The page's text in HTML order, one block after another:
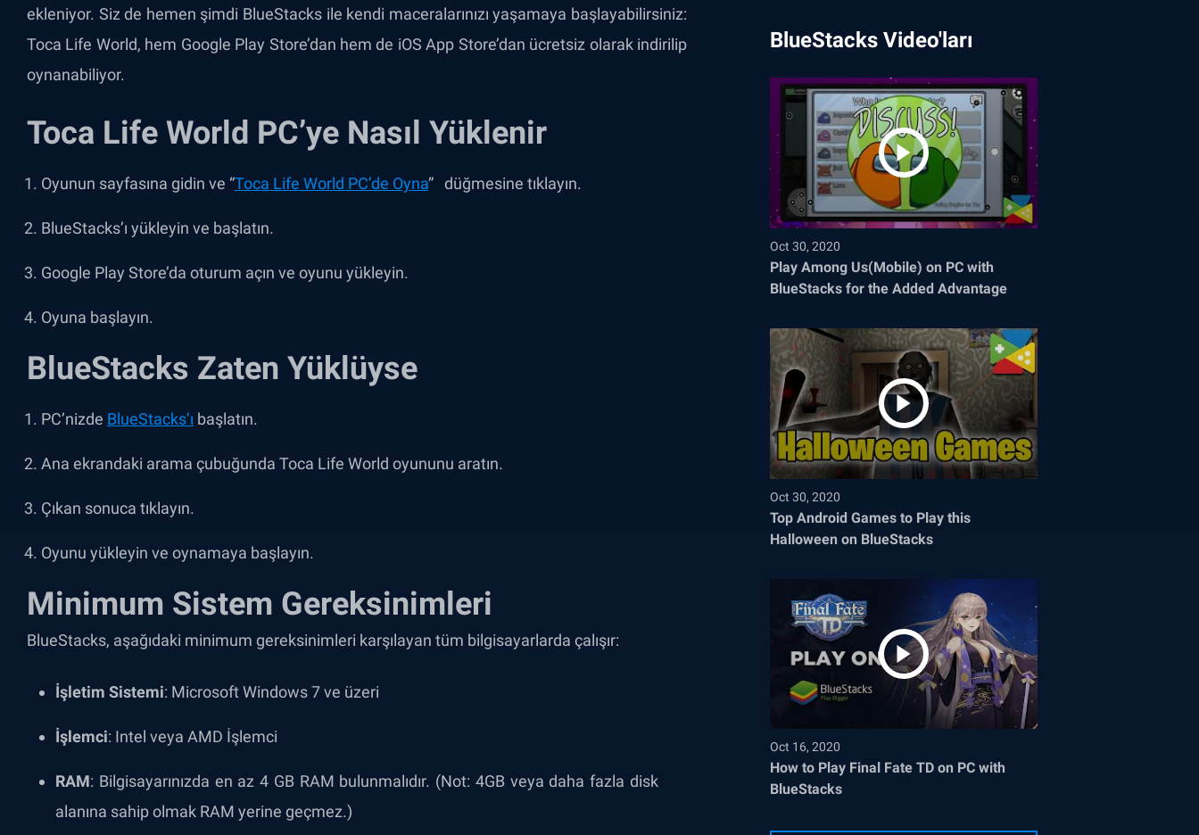
ekleniyor. Siz de hemen şimdi BlueStacks ile kendi maceralarınızı yaşamaya başlayabilirsiniz:
Toca Life World, hem Google Play Store’dan hem de iOS App Store’dan ücretsiz olarak indirilip
oynanabiliyor.
Toca Life World PC’ye Nasıl Yüklenir
Oyunun sayfasına gidin ve “Toca Life World PC’de Oyna” düğmesine tıklayın.
BlueStacks’ı yükleyin ve başlatın.
Google Play Store’da oturum açın ve oyunu yükleyin.
Oyuna başlayın.
BlueStacks Zaten Yüklüyse
PC’nizde BlueStacks’ı başlatın.
Ana ekrandaki arama çubuğunda Toca Life World oyununu aratın.
Çıkan sonuca tıklayın.
Oyunu yükleyin ve oynamaya başlayın.
Minimum Sistem Gereksinimleri
BlueStacks, aşağıdaki minimum gereksinimleri karşılayan tüm bilgisayarlarda çalışır:
İşletim Sistemi: Microsoft Windows 7 ve üzeri
İşlemci: Intel veya AMD İşlemci
RAM: Bilgisayarınızda en az 4 GB RAM bulunmalıdır. (Not: 4GB veya daha fazla disk
alanına sahip olmak RAM yerine geçmez.)
BlueStacks Video'ları
Oct 30, 2020
Play Among Us(Mobile) on PC with
BlueStacks for the Added Advantage
Oct 30, 2020
Top Android Games to Play this
Halloween on BlueStacks
Oct 16, 2020
How to Play Final Fate TD on PC with
BlueStacks